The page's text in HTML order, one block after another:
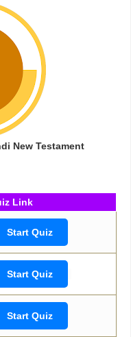
New Testament
Link
Start Quiz
Start Quiz
Start Quiz